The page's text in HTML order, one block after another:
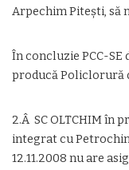
Arpechim Pitești, să
În concluzie PCC-SE
producă Policlorură
2.Â SC OLTCHIM în
integrat cu
12.11.2008 nu are